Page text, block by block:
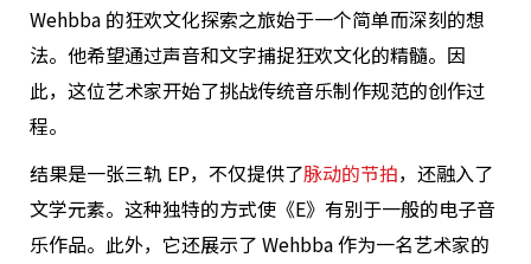
Wehbba 的狂欢文化探索之旅始于一个简单而深刻的想
法。他希望通过声音和文字捕捉狂欢文化的精髓。因
此，这位艺术家开始了挑战传统音乐制作规范的创作过
程。
结果是一张三轨 EP，不仅提供了脉动的节拍，还融入了
文学元素。这种独特的方式使《E》有别于一般的电子音
乐作品。此外，它还展示了 Wehbba 作为一名艺术家的